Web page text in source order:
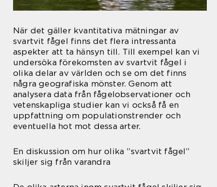
När det gäller kvantitativa mätningar av
svartvit fågel finns det flera intressanta
aspekter att ta hänsyn till. Till exempel kan vi
undersöka förekomsten av svartvit fågel i
olika delar av världen och se om det finns
några geografiska mönster. Genom att
analysera data från fågelobservationer och
vetenskapliga studier kan vi också få en
uppfattning om populationstrender och
eventuella hot mot dessa arter.
En diskussion om hur olika ”svartvit fågel”
skiljer sig från varandra